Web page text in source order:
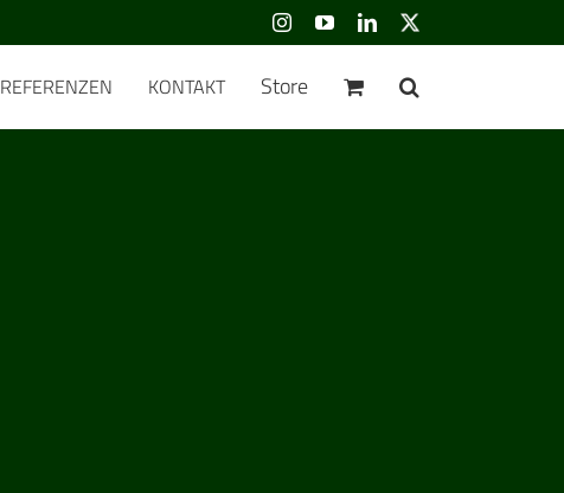
InstagramYouTubeLinkedIn
Benutzerdefiniert
REFERENZEN KONTAKT Store